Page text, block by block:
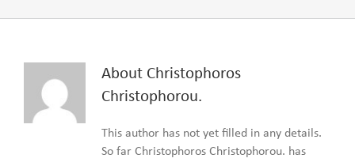
About Christophoros
Christophorou.
This author has not yet filled in any details.
So far Christophoros Christophorou. has